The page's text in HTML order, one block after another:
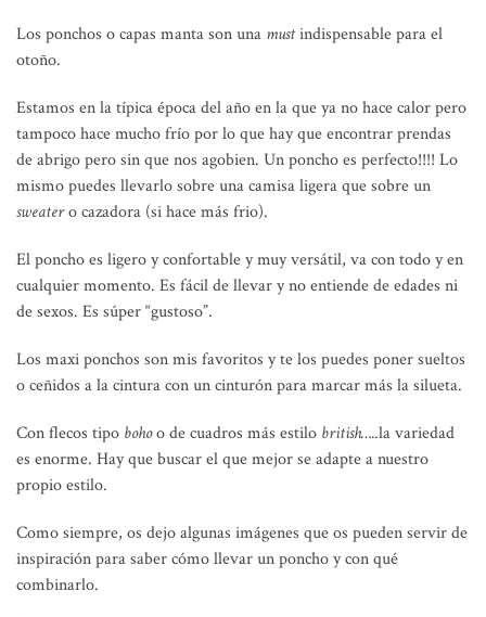
Los ponchos o capas manta son una mustindispensable para el
otoño.
Estamos en la típica época del año en la que ya no hace calor pero
tampoco hace mucho frío por lo que hay que encontrar prendas
de abrigo pero sin que nos agobien. Un poncho es perfecto!!!! Lo
mismo puedes llevarlo sobre una camisa ligera que sobre un
sweatero cazadora (si hace más frio).
El poncho es ligero y confortable y muy versátil, va con todo y en
cualquier momento. Es fácil de llevar y no entiende de edades ni
de sexos. Es súper “gustoso”.
Los maxi ponchos son mis favoritos y te los puedes poner sueltos
o ceñidos a la cintura con un cinturón para marcar más la silueta.
Con flecos tipo bohoo de cuadros más estilo british…..la variedad
es enorme. Hay que buscar el que mejor se adapte a nuestro
propio estilo.
Como siempre, os dejo algunas imágenes que os pueden servir de
inspiración para saber cómo llevar un poncho y con qué
combinarlo.